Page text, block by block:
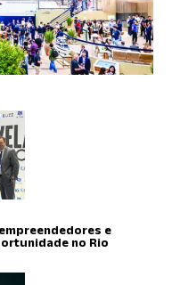
e
no Rio